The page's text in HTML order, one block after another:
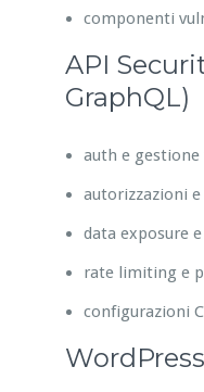
componenti
API
GraphQL)
auth e gestione
autorizzazioni e
data exposure
rate limiting e
configurazioni